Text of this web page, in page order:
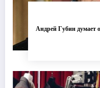
Андрей Губин думает